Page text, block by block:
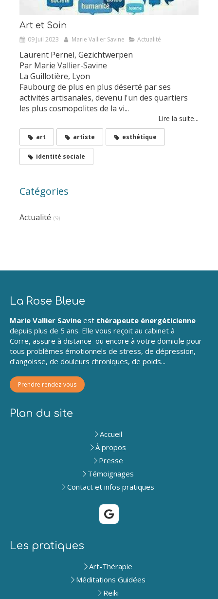
Art et Soin
09 Juil 2023 Marie Vallier Savine Actualité
Laurent Pernel, Gezichtwerpen
Par Marie Vallier-Savine
La Guillotière, Lyon
Faubourg de plus en plus déserté par ses
activités artisanales, devenu l'un des quartiers
les plus cosmopolites de la vi...
Lire la suite...
art artiste esthétique
identité sociale
Catégories
Actualité (9)
La Rose Bleue
Marie Vallier Savine est thérapeute énergéticienne
depuis plus de 5 ans. Elle vous reçoit au cabinet à
Corre, assure à distance ou encore à votre domicile pour
tous problèmes émotionnels de stress, de dépression,
d'angoisse, de douleurs chroniques, de poids...
Prendre rendez-vous
Plan du site
Accueil
À propos
Presse
Témoignages
Contact et infos pratiques
Les pratiques
Art-Thérapie
Méditations Guidées
Reiki